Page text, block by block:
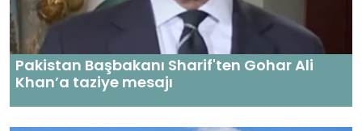
Pakistan Başbakanı Sharif'ten Gohar Ali
Khan’a taziye mesajı